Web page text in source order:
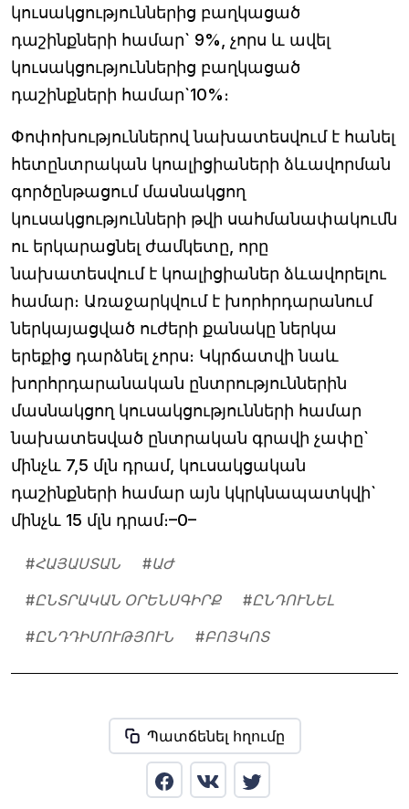
կուսակցություններից բաղկացած
դաշինքների համար` 9%, չորս և ավել
կուսակցություններից բաղկացած
դաշինքների համար`10%։
Փոփոխություններով նախատեսվում է հանել
հետընտրական կոալիցիաների ձևավորման
գործընթացում մասնակցող
կուսակցությունների թվի սահմանափակումն
ու երկարացնել ժամկետը, որը
նախատեսվում է կոալիցիաներ ձևավորելու
համար։ Առաջարկվում է խորհրդարանում
ներկայացված ուժերի քանակը ներկա
երեքից դարձնել չորս։ Կկրճատվի նաև
խորհրդարանական ընտրություններին
մասնակցող կուսակցությունների համար
նախատեսված ընտրական գրավի չափը`
մինչև 7,5 մլն դրամ, կուսակցական
դաշինքների համար այն կկրկնապատկվի`
մինչև 15 մլն դրամ։–0–
#ՀԱՅԱՍՏԱՆ #ԱԺ
#ԸՆՏՐԱԿԱՆ ՕՐԵՆՍԳԻՐՔ #ԸՆԴՈՒՆԵԼ
#ԸՆԴԴԻՄՈՒԹՅՈՒՆ #ԲՈՅԿՈՏ
Պատճենել հղումը